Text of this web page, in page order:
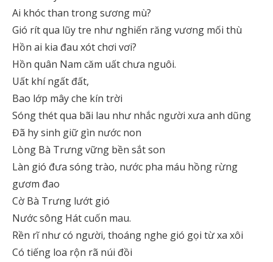
Ai khóc than trong sương mù?
Gió rít qua lũy tre như nghiến răng vương mối thù
Hồn ai kia đau xót chơi vơi?
Hồn quân Nam căm uất chưa nguôi.
Uất khí ngất đất,
Bao lớp mây che kín trời
Sóng thét qua bãi lau như nhắc người xưa anh dũng
Đã hy sinh giữ gìn nước non
Lòng Bà Trưng vững bền sắt son
Làn gió đưa sóng trào, nước pha máu hồng rừng
gươm đao
Cờ Bà Trưng lướt gió
Nước sông Hát cuốn mau.
Rền rĩ như có người, thoáng nghe gió gọi từ xa xôi
Có tiếng loa rộn rã núi đồi